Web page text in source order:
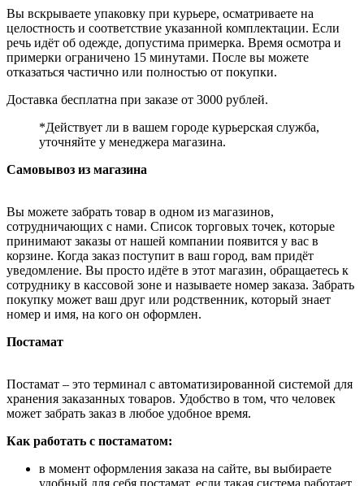
Вы вскрываете упаковку при курьере, осматриваете на
целостность и соответствие указанной комплектации. Если
речь идёт об одежде, допустима примерка. Время осмотра и
примерки ограничено 15 минутами. После вы можете
отказаться частично или полностью от покупки.
Доставка бесплатна при заказе от 3000 рублей.
*Действует ли в вашем городе курьерская служба,
уточняйте у менеджера магазина.
Самовывоз из магазина
Вы можете забрать товар в одном из магазинов,
сотрудничающих с нами. Список торговых точек, которые
принимают заказы от нашей компании появится у вас в
корзине. Когда заказ поступит в ваш город, вам придёт
уведомление. Вы просто идёте в этот магазин, обращаетесь к
сотруднику в кассовой зоне и называете номер заказа. Забрать
покупку может ваш друг или родственник, который знает
номер и имя, на кого он оформлен.
Постамат
Постамат – это терминал с автоматизированной системой для
хранения заказанных товаров. Удобство в том, что человек
может забрать заказ в любое удобное время.
Как работать с постаматом:
в момент оформления заказа на сайте, вы выбираете